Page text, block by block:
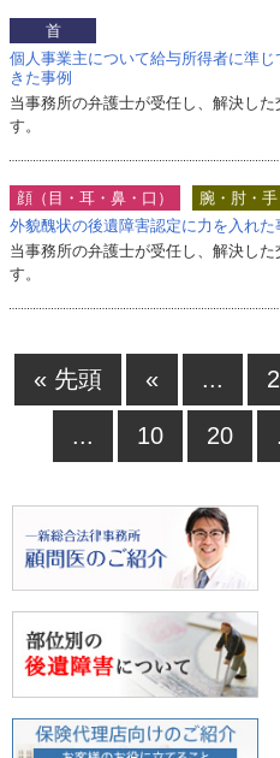
首
個人事業主について給与所得者に準
きた事例
当事務所の弁護士が受任し、解決し
す。
顔（目・耳・鼻・口） 腕・肘・手
外貌醜状の後遺障害認定に力を入れた
当事務所の弁護士が受任し、解決し
す。
« 先頭 « ... 2
... 10 20